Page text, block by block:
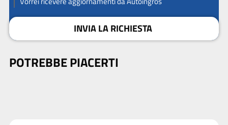
INVIA LA RICHIESTA
POTREBBE PIACERTI